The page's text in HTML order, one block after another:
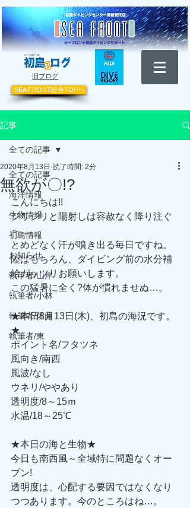
​旧ブログ
SEA FRONT総合TOPへ
記事
全ての記事
海洋情報
生物情報
初島情報
お知らせ
執筆者/山岸
執筆者/小林
執筆者/佐藤
執筆者/東
全ての記事
無欲が〇!?
2020年8月13日 読了時間: 2分
こんにちは!!
ジリジリと陽射しは容赦なく降り注ぐ
～…。
とめどなく汗が噴き出る毎日ですね。
陸はもちろん、ダイビング前の水分補
給ガッツリお願いします。
この猛暑に全く?体が慣れませぬ…。
★本日8月13日(木)、初島の海況です。
★
ポイント名/フタツネ
風向き/南西
風波/なし
ウネリ/ややあり
透明度/8～15ｍ
水温/18～25℃
★本日の海と生物★
今日も南西風～全域特に問題なくオー
プン!
透明度は、心配する要因ではなくなり
つつあります。今のところはね…。